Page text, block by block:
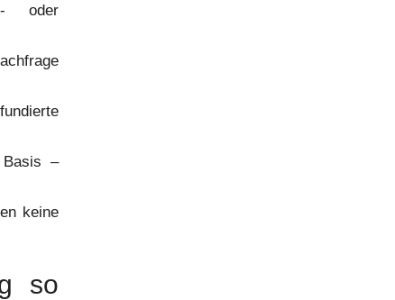
oder
Basis –
keine
so